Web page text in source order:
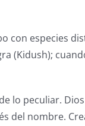
con especies
(Kidush);
lo peculiar.
del nombre.